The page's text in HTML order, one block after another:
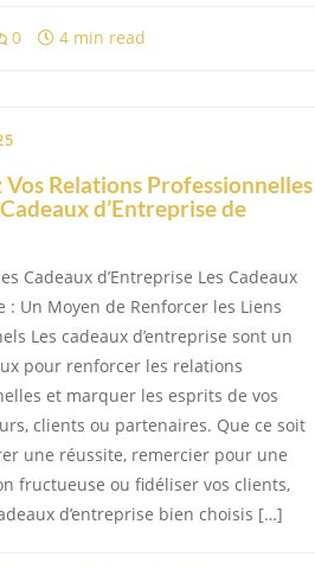
0 4 min read
Vos Relations Professionnelles
d’Entreprise de
Cadeaux d’Entreprise Les Cadeaux
: Un Moyen de Renforcer les Liens
Les cadeaux d’entreprise sont un
pour renforcer les relations
et marquer les esprits de vos
clients ou partenaires. Que ce soit
une réussite, remercier pour une
fructueuse ou fidéliser vos clients,
d’entreprise bien choisis […]